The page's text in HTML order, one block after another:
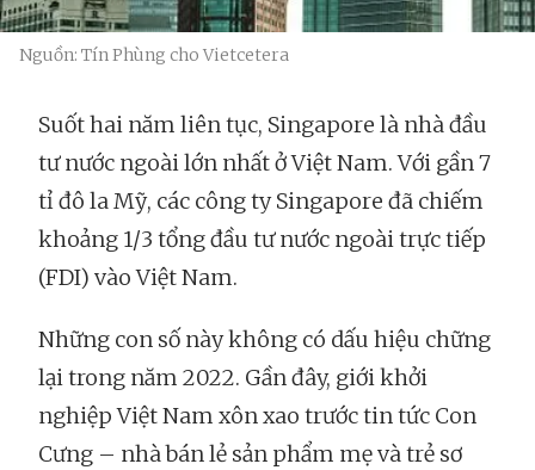
Nguồn: Tín Phùng cho Vietcetera
Suốt hai năm liên tục, Singapore là nhà đầu
tư nước ngoài lớn nhất ở Việt Nam. Với gần 7
tỉ đô la Mỹ, các công ty Singapore đã chiếm
khoảng 1/3 tổng đầu tư nước ngoài trực tiếp
(FDI) vào Việt Nam.
Những con số này không có dấu hiệu chững
lại trong năm 2022. Gần đây, giới khởi
nghiệp Việt Nam xôn xao trước tin tức Con
Cưng – nhà bán lẻ sản phẩm mẹ và trẻ sơ